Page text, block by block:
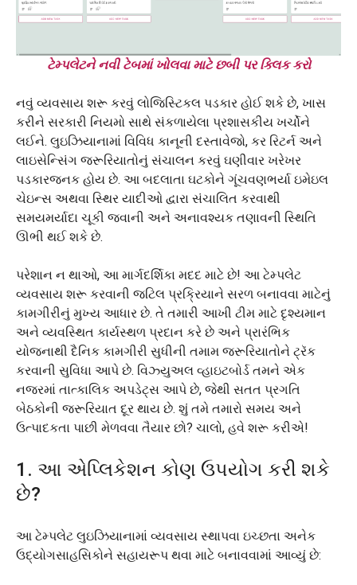
ટેમ્પલેટને નવી ટેબમાં ખોલવા માટે છબી પર ક્લિક કરો
નવું વ્યવસાય શરૂ કરવું લોજિસ્ટિકલ પડકાર હોઈ શકે છે, ખાસ
કરીને સરકારી નિયમો સાથે સંકળાયેલા પ્રશાસકીય ખર્ચોને
લઈને. લુઇઝિયાનામાં વિવિધ કાનૂની દસ્તાવેજો, કર રિટર્ન અને
લાઇસેન્સિંગ જરૂરિયાતોનું સંચાલન કરવું ઘણીવાર ખરેખર
પડકારજનક હોય છે. આ બદલાતા ઘટકોને ગૂંચવણભર્યા ઇમેઇલ
ચેઇન્સ અથવા સ્થિર યાદીઓ દ્વારા સંચાલિત કરવાથી
સમયમર્યાદા ચૂકી જવાની અને અનાવશ્યક તણાવની સ્થિતિ
ઊભી થઈ શકે છે.
પરેશાન ન થાઓ, આ માર્ગદર્શિકા મદદ માટે છે! આ ટેમ્પલેટ
વ્યવસાય શરૂ કરવાની જટિલ પ્રક્રિયાને સરળ બનાવવા માટેનું
કામગીરીનું મુખ્ય આધાર છે. તે તમારી આખી ટીમ માટે દૃશ્યમાન
અને વ્યવસ્થિત કાર્યસ્થળ પ્રદાન કરે છે અને પ્રારંભિક
યોજનાથી દૈનિક કામગીરી સુધીની તમામ જરૂરિયાતોને ટ્રૅક
કરવાની સુવિધા આપે છે. વિઝ્યુઅલ વ્હાઇટબોર્ડ તમને એક
નજરમાં તાત્કાલિક અપડેટ્સ આપે છે, જેથી સતત પ્રગતિ
બેઠકોની જરૂરિયાત દૂર થાય છે. શું તમે તમારો સમય અને
ઉત્પાદકતા પાછી મેળવવા તૈયાર છો? ચાલો, હવે શરૂ કરીએ!
1. આ એપ્લિકેશન કોણ ઉપયોગ કરી શકે
છે?
આ ટેમ્પલેટ લુઇઝિયાનામાં વ્યવસાય સ્થાપવા ઇચ્છતા અનેક
ઉદ્યોગસાહસિકોને સહાયરૂપ થવા માટે બનાવવામાં આવ્યું છે: